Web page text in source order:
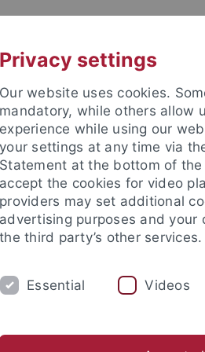
PUBLIKATIONEN
Privacy settings
Our website uses cookies.
mandatory, while others allow
experience while using our
your settings at any time via
Statement at the bottom of the
accept the cookies for video
providers may set additional
advertising purposes and your
the third party’s other services.
Essential Videos